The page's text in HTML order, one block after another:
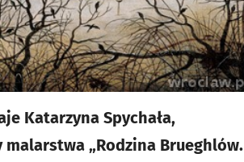
Katarzyna Spychała,
„Rodzina Brueghlów.